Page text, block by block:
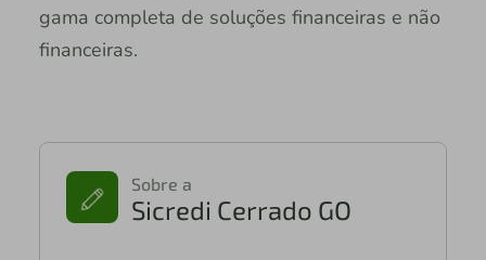
gama completa de soluções financeiras e não
financeiras.
Sobre a
Sicredi Cerrado GO